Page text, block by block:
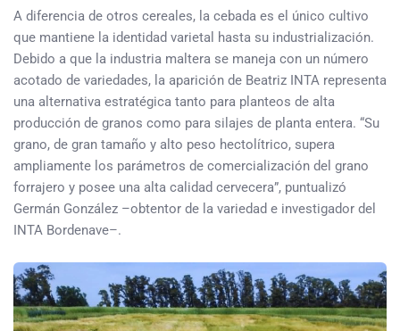
A diferencia de otros cereales, la cebada es el único cultivo
que mantiene la identidad varietal hasta su industrialización.
Debido a que la industria maltera se maneja con un número
acotado de variedades, la aparición de Beatriz INTA representa
una alternativa estratégica tanto para planteos de alta
producción de granos como para silajes de planta entera. “Su
grano, de gran tamaño y alto peso hectolítrico, supera
ampliamente los parámetros de comercialización del grano
forrajero y posee una alta calidad cervecera”, puntualizó
Germán González –obtentor de la variedad e investigador del
INTA Bordenave–.